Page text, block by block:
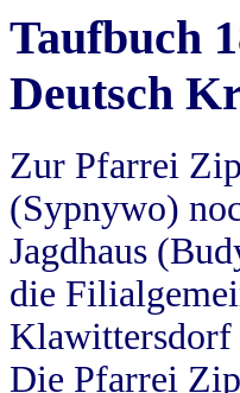
Taufbuch
Deutsch
Zur Pfarrei
(Sypnywo)
Jagdhaus
die
Klawittersdorf
Die Pfarrei